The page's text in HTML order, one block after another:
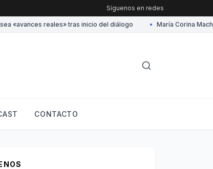
Síguenos en redes
«avances reales» tras inicio del diálogo María Corina
CONTACTO